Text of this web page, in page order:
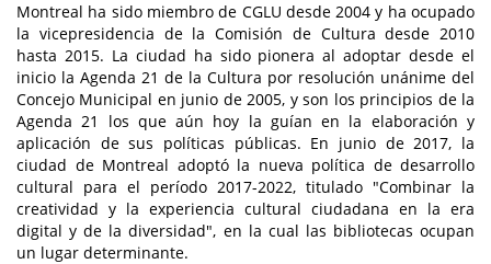
Montreal ha sido miembro de CGLU desde 2004 y ha ocupado
la vicepresidencia de la Comisión de Cultura desde 2010
hasta 2015. La ciudad ha sido pionera al adoptar desde el
inicio la Agenda 21 de la Cultura por resolución unánime del
Concejo Municipal en junio de 2005, y son los principios de la
Agenda 21 los que aún hoy la guían en la elaboración y
aplicación de sus políticas públicas. En junio de 2017, la
ciudad de Montreal adoptó la nueva política de desarrollo
cultural para el período 2017-2022, titulado "Combinar la
creatividad y la experiencia cultural ciudadana en la era
digital y de la diversidad", en la cual las bibliotecas ocupan
un lugar determinante.